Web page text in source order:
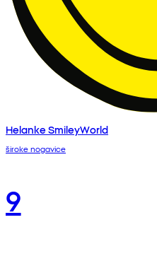
Helanke SmileyWorld
široke nogavice
9